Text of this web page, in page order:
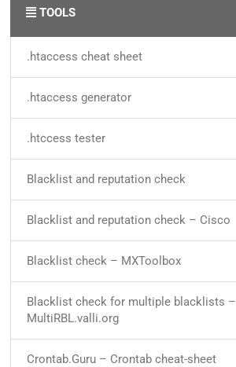
TOOLS
.htaccess cheat sheet
.htaccess generator
.htccess tester
Blacklist and reputation check
Blacklist and reputation check – Cisco
Blacklist check – MXToolbox
Blacklist check for multiple blacklists –
MultiRBL.valli.org
Crontab.Guru – Crontab cheat-sheet